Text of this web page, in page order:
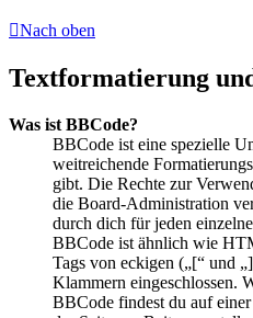
Nach oben
Textformatierung
Was ist BBCode?
BBCode ist eine spezielle
weitreichende
gibt. Die Rechte zur
die Board-Administration
durch dich für jeden
BBCode ist ähnlich wie
Tags von eckigen („[“ und
Klammern eingeschlossen.
BBCode findest du auf